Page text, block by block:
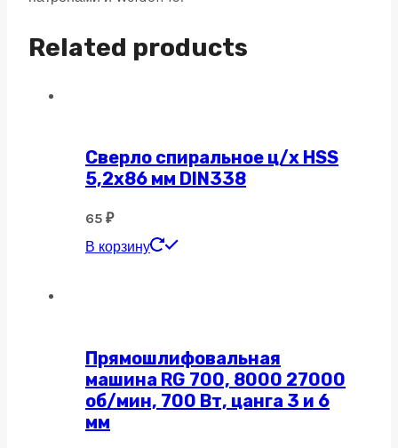
Related products
Сверло спиральное ц/х HSS
5,2х86 мм DIN338
65 ₽
В корзину
Прямошлифовальная
машина RG 700, 8000 27000
об/мин, 700 Вт, цанга 3 и 6
мм